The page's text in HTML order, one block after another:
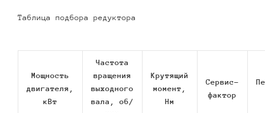
Таблица подбора редуктора
Мощность
двигателя,
кВт
Частота
вращения
выходного
вала, об/
Крутящий
момент,
Нм
Сервис-
фактор